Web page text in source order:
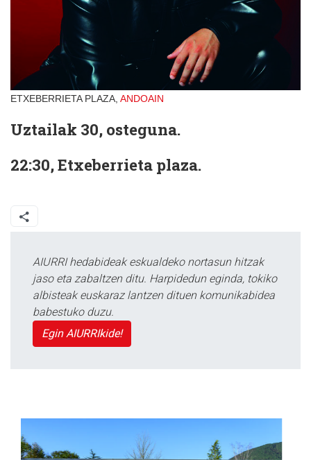
ETXEBERRIETA PLAZA, ANDOAIN
Uztailak 30, osteguna.
22:30, Etxeberrieta plaza.
AIURRI hedabideak eskualdeko nortasun hitzak
jaso eta zabaltzen ditu. Harpidedun eginda, tokiko
albisteak euskaraz lantzen dituen komunikabidea
babestuko duzu.
Egin AIURRIkide!